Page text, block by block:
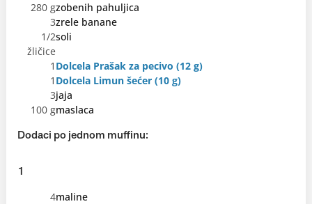
280 gzobenih pahuljica
3zrele banane
1/2
žličice
soli
1 Dolcela Prašak za pecivo (12 g)
1 Dolcela Limun šećer (10 g)
3jaja
100 gmaslaca
Dodaci po jednom muffinu:
1
4maline